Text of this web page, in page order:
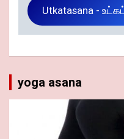
Utkatasana -
yoga asana